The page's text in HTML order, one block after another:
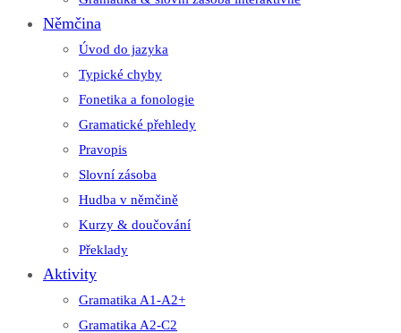
Němčina
Úvod do jazyka
Typické chyby
Fonetika a fonologie
Gramatické přehledy
Pravopis
Slovní zásoba
Hudba v němčině
Kurzy & doučování
Překlady
Aktivity
Gramatika A1-A2+
Gramatika A2-C2